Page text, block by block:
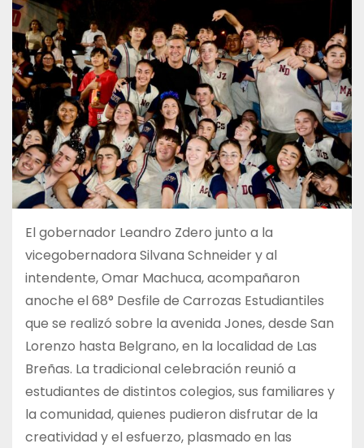
El gobernador Leandro Zdero junto a la
vicegobernadora Silvana Schneider y al
intendente, Omar Machuca, acompañaron
anoche el 68° Desfile de Carrozas Estudiantiles
que se realizó sobre la avenida Jones, desde San
Lorenzo hasta Belgrano, en la localidad de Las
Breñas. La tradicional celebración reunió a
estudiantes de distintos colegios, sus familiares y
la comunidad, quienes pudieron disfrutar de la
creatividad y el esfuerzo, plasmado en las